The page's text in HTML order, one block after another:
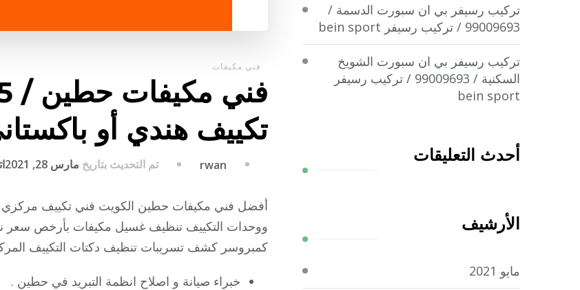
فني مكيفات
تكييف هندي أو باكستاني 24
rwan تم التحديث بتاريخ مارس 28, 2021
ووحدات التكييف تنظيف غسيل مكيفات بأرخص سعر
كمبروسر كشف تسريبات تنظيف دكتات التكييف
خبراء صيانة و اصلاح انظمة التبريد في حطين .
تركيب رسيفر بي ان سبورت الدسمة /
99009693 / تركيب رسيفر bein sport
تركيب رسيفر بي ان سبورت الشويخ
السكنية / 99009693 / تركيب رسيفر
bein sport
أحدث التعليقات
الأرشيف
مايو 2021